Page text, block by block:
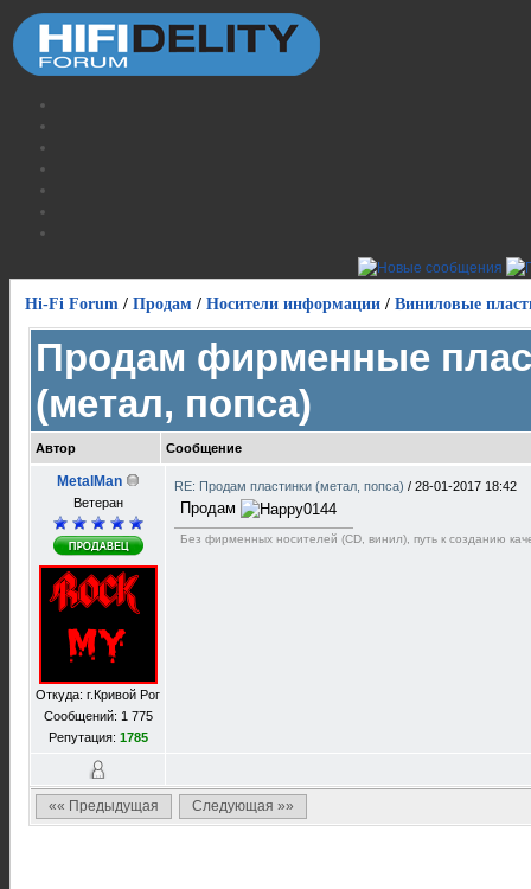
Hi-Fi Forum / Продам / Носители информации / Виниловые
Продам фирменные
(метал, попса)
Автор Сообщение
MetalMan
Ветеран
Откуда: г.Кривой Рог
Сообщений: 1 775
Репутация: 1785
RE: Продам пластинки (метал, попса) / 28-01-2017 18:42
Продам
Без фирменных носителей (CD, винил), путь к созданию
«« Предыдущая Следующая »»